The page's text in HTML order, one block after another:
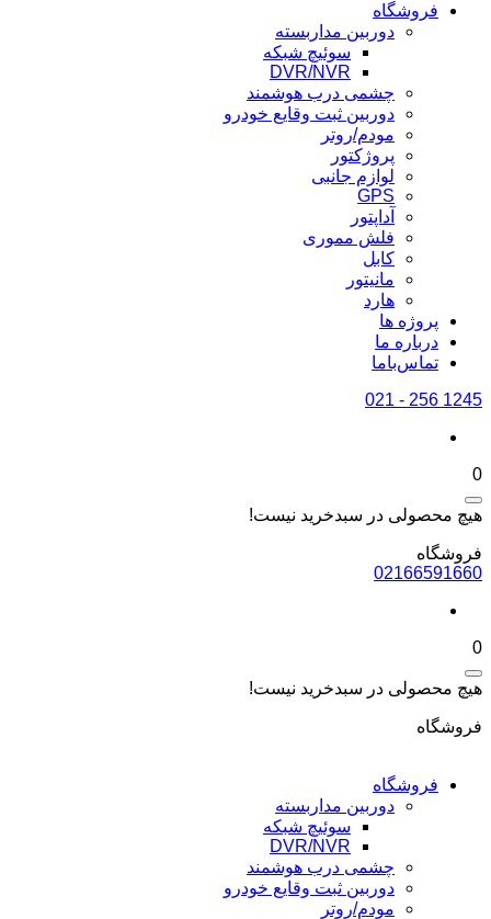
فروشگاه
دوربین مداربسته
سوئیچ شبکه
DVR/NVR
چشمی درب هوشمند
دوربین ثبت وقایع خودرو
مودم/روتر
پروژکتور
لوازم جانبی
GPS
آداپتور
فلش مموری
کابل
مانیتور
هارد
پروژه ها
درباره ما
تماس‌باما
1245 256 - 021
0
هیچ محصولی در سبدخرید نیست!
فروشگاه
02166591660
0
هیچ محصولی در سبدخرید نیست!
فروشگاه
فروشگاه
دوربین مداربسته
سوئیچ شبکه
DVR/NVR
چشمی درب هوشمند
دوربین ثبت وقایع خودرو
مودم/روتر